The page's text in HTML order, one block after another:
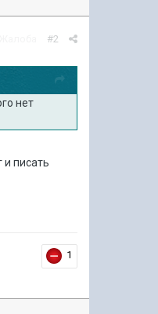
#2
нет
и писать
1